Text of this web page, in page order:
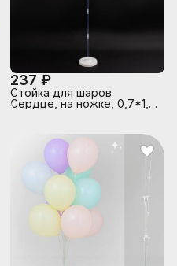
237 ₽
Стойка для шаров
Сердце, на ножке, 0,7*1,5